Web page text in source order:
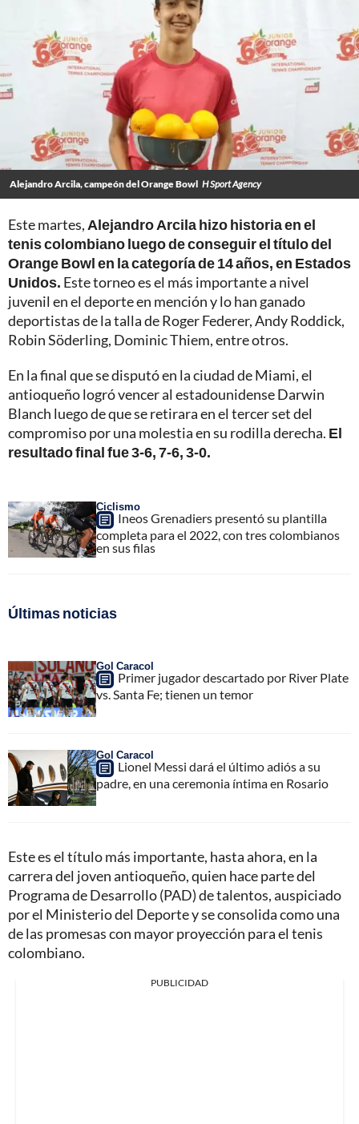
Alejandro Arcila, campeón del Orange Bowl H Sport Agency
Este martes, Alejandro Arcila hizo historia en el
tenis colombiano luego de conseguir el título del
Orange Bowl en la categoría de 14 años, en Estados
Unidos. Este torneo es el más importante a nivel
juvenil en el deporte en mención y lo han ganado
deportistas de la talla de Roger Federer, Andy Roddick,
Robin Söderling, Dominic Thiem, entre otros.
En la final que se disputó en la ciudad de Miami, el
antioqueño logró vencer al estadounidense Darwin
Blanch luego de que se retirara en el tercer set del
compromiso por una molestia en su rodilla derecha. El
resultado final fue 3-6, 7-6, 3-0.
Ciclismo
Ineos Grenadiers presentó su plantilla
completa para el 2022, con tres colombianos
en sus filas
Últimas noticias
Gol Caracol
Primer jugador descartado por River Plate
vs. Santa Fe; tienen un temor
Gol Caracol
Lionel Messi dará el último adiós a su
padre, en una ceremonia íntima en Rosario
Este es el título más importante, hasta ahora, en la
carrera del joven antioqueño, quien hace parte del
Programa de Desarrollo (PAD) de talentos, auspiciado
por el Ministerio del Deporte y se consolida como una
de las promesas con mayor proyección para el tenis
colombiano.
PUBLICIDAD